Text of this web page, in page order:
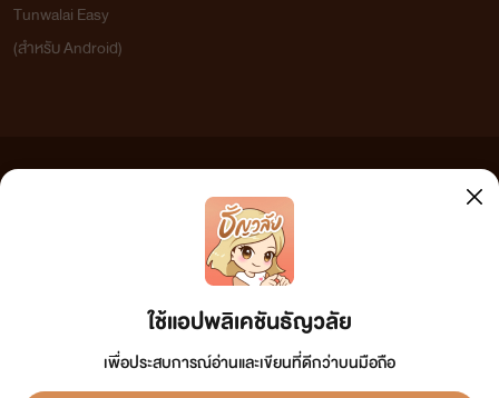
ใช้แอปพลิเคชันธัญวลัย
เพื่อประสบการณ์อ่านและเขียนที่ดีกว่าบนมือถือ
Tunwalai Easy
(สำหรับ Android)
เว็บไซต์แห่งนี้ไม่ได้เห็นด้วยและไม่ขอรับผิดชอบต่อข้อความใดๆ ทั้งสิ้น ดังนั้นผู้อ่านทุกท่านโปรดใช้
วิจารณญาณในการกลั่นกรองด้วยตนเอง และหากท่านพบข้อความใดๆ ที่ขัดต่อกฎหมายและศีลธรรม
กรุณาแจ้งมาที่ tunwalai@ookbee.com เพื่อทีมงานจะได้ดำเนินการในทันที ทั้งนี้ ทางเว็บไซต์ขอสงวน
ลิขสิทธิ์ตามพระราชบัญญัติลิขสิทธิ์ (ฉบับเพิ่มเติม) พ.ศ.2558